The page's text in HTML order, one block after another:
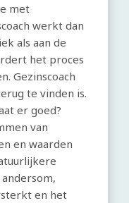
met
werkt dan
als aan de
het proces
Gezinscoach
te vinden is.
er goed?
van
en waarden
en het